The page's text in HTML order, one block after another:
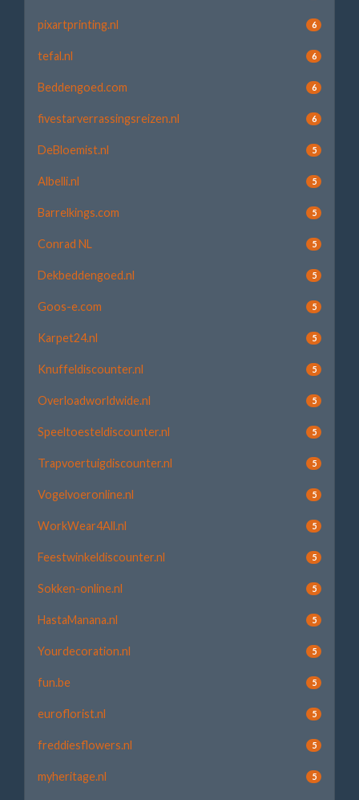
pixartprinting.nl 6
tefal.nl 6
Beddengoed.com 6
fivestarverrassingsreizen.nl 6
DeBloemist.nl 5
Albelli.nl 5
Barrelkings.com 5
Conrad NL 5
Dekbeddengoed.nl 5
Goos-e.com 5
Karpet24.nl 5
Knuffeldiscounter.nl 5
Overloadworldwide.nl 5
Speeltoesteldiscounter.nl 5
Trapvoertuigdiscounter.nl 5
Vogelvoeronline.nl 5
WorkWear4All.nl 5
Feestwinkeldiscounter.nl 5
Sokken-online.nl 5
HastaManana.nl 5
Yourdecoration.nl 5
fun.be 5
euroflorist.nl 5
freddiesflowers.nl 5
myheritage.nl 5